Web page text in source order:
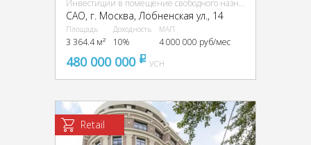
Инвестиции в помещение свободного назначения (ПСН)
CАО, г. Москва, Лобненская ул., 14
Площадь
3 364.4 м²
Доходность
10%
МАП
4 000 000 руб/мес
480 000 000 pуб
УСН
Retail